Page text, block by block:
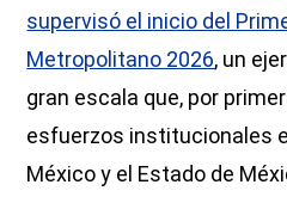
supervisó el inicio del
Metropolitano 2026, un
gran escala que, por
esfuerzos institucionales
México y el Estado de